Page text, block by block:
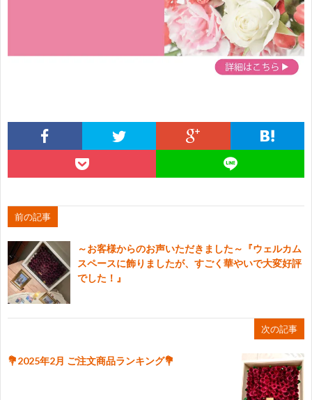
前の記事
～お客様からのお声いただきました～『ウェルカム
スペースに飾りましたが、すごく華やいで大変好評
でした！』
次の記事
💐2025年2月 ご注文商品ランキング💐